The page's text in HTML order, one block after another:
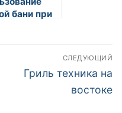
бани при
СЛЕДУЮЩИЙ
Следующая
Гриль техника на
востоке